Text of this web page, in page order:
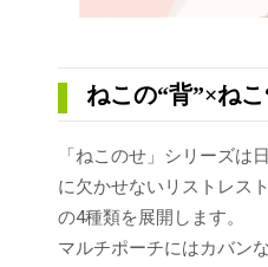
ねこの“背”×ね
「ねこのせ」シリーズ
に欠かせないリストレス
の4種類を展開します。
マルチポーチにはカバン